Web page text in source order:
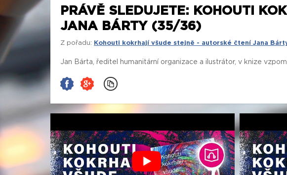
PRÁVĚ SLEDUJETE: KOHOUTI
JANA BÁRTY (35/36)
Z pořadu: Kohouti kokrhají všude stejně - autorské čtení Jana
Jan Bárta, ředitel humanitární organizace a ilustrátor, v knize